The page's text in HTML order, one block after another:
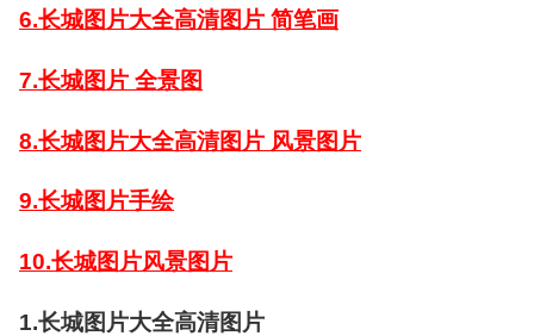
6.长城图片大全高清图片 简笔画
7.长城图片 全景图
8.长城图片大全高清图片 风景图片
9.长城图片手绘
10.长城图片风景图片
1.长城图片大全高清图片